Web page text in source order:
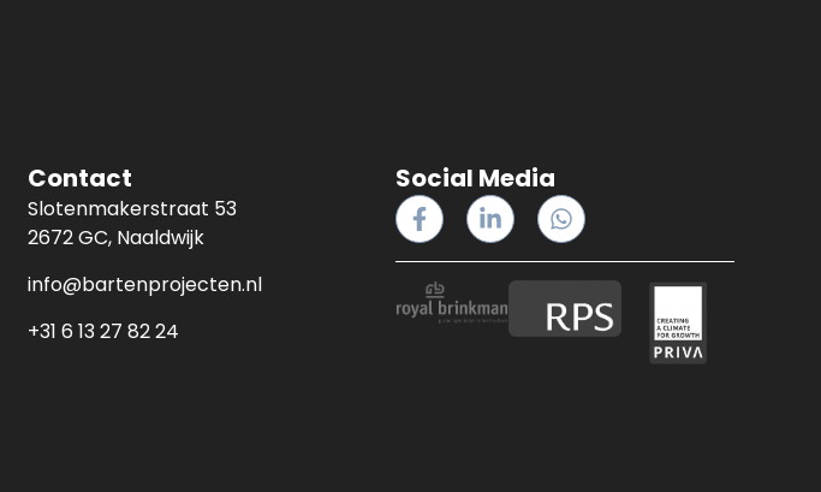
Contact
Slotenmakerstraat 53
2672 GC, Naaldwijk
info@bartenprojecten.nl
+31 6 13 27 82 24
Social Media